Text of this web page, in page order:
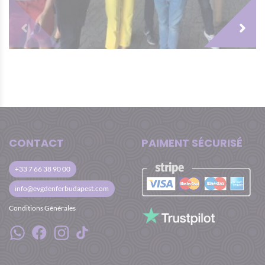
v=hMjbDtBgBWc
lui la beauté de Budapest !
Au club de strip, vous avez pour des groupes
4-6 pers. : 1 bouteille d’alcool et 1 table dance,
privé est également inclus à la fin de votre
CONTACT
+33 7 66 38 90 00
info@evgdenferbudapest.com
Conditions Générales
PAIMENT SÉCURISÉ